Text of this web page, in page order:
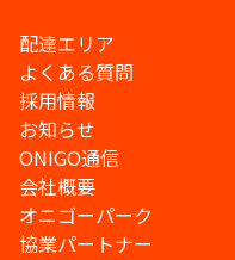
配達エリア
よくある質問
採用情報
お知らせ
ONIGO通信
会社概要
オニゴーパーク
協業パートナー